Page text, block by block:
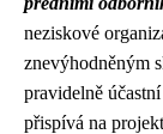
neziskové
znevýhodněným
pravidelně
přispívá na